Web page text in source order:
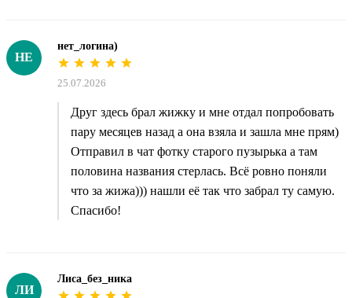
НЕ
нет_логина)
25.07.2026
Друг здесь брал жижку и мне отдал попробовать
пару месяцев назад а она взяла и зашла мне прям)
Отправил в чат фотку старого пузырька а там
половина названия стерлась. Всё ровно поняли
что за жижа))) нашли её так что забрал ту самую.
Спасибо!
ЛИ
Лиса_без_ника